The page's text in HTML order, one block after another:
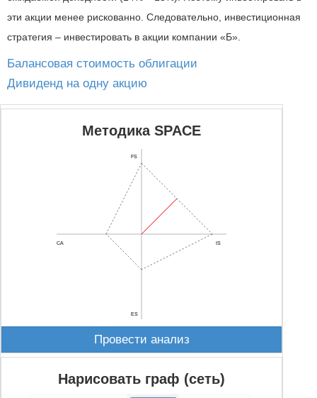
эти акции менее рискованно. Следовательно, инвестиционная
стратегия – инвестировать в акции компании «Б».
Балансовая стоимость облигации
Дивиденд на одну акцию
Методика SPACE
FS
CA
ES
IS
Провести анализ
Нарисовать граф (сеть)